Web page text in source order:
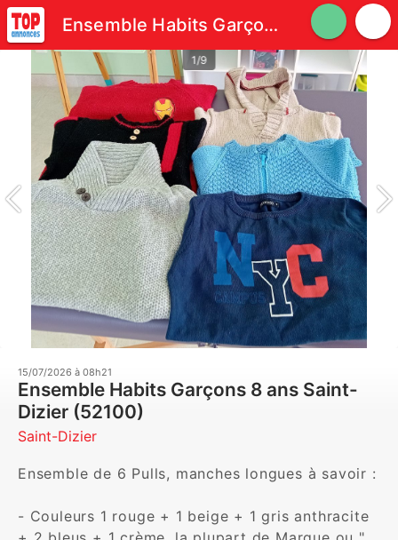
Ensemble Habits Garçons 8 ans
1/9
15/07/2026 à 08h21
Ensemble Habits Garçons 8 ans Saint-
Dizier (52100)
Saint-Dizier
Ensemble de 6 Pulls, manches longues à savoir :
- Couleurs 1 rouge + 1 beige + 1 gris anthracite